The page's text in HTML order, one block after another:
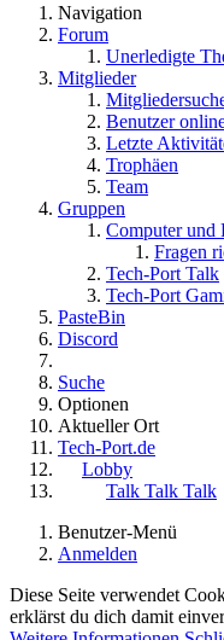
Navigation
Forum
Unerledigte
Mitglieder
Benutzer
Letzte
Trophäen
Team
Gruppen
Computer und
Fragen
Tech-Port Talk
Tech-Port
PasteBin
Discord
Suche
Optionen
Aktueller Ort
Tech-Port.de
Lobby
Talk Talk Talk
Benutzer-Menü
Anmelden
Diese Seite verwendet
erklärst du dich damit